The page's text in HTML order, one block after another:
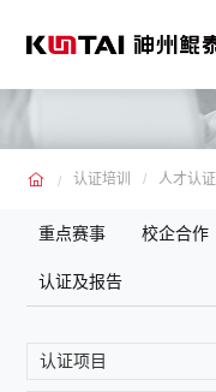
认证培训 人才认证
重点赛事 校企合作
认证及报告
认证项目